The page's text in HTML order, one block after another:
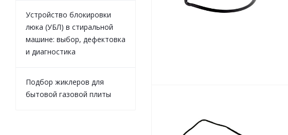
Устройство блокировки
люка (УБЛ) в стиральной
машине: выбор, дефектовка
и диагностика
Подбор жиклеров для
бытовой газовой плиты